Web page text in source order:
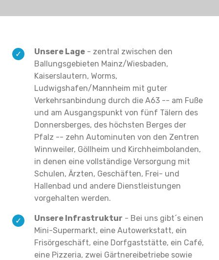
Unsere Lage - zentral zwischen den
Ballungsgebieten Mainz/Wiesbaden,
Kaiserslautern, Worms,
Ludwigshafen/Mannheim mit guter
Verkehrsanbindung durch die A63 -- am Fuße
und am Ausgangspunkt von fünf Tälern des
Donnersberges, des höchsten Berges der
Pfalz -- zehn Autominuten von den Zentren
Winnweiler, Göllheim und Kirchheimbolanden,
in denen eine vollständige Versorgung mit
Schulen, Ärzten, Geschäften, Frei- und
Hallenbad und andere Dienstleistungen
vorgehalten werden.
Unsere Infrastruktur - Bei uns gibt´s einen
Mini-Supermarkt, eine Autowerkstatt, ein
Frisörgeschäft, eine Dorfgaststätte, ein Café,
eine Pizzeria, zwei Gärtnereibetriebe sowie